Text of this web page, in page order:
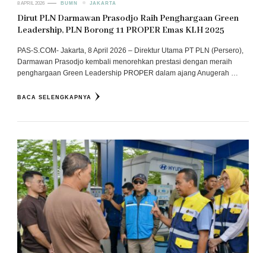
8 APRIL 2026 BUMN JAKARTA
Dirut PLN Darmawan Prasodjo Raih Penghargaan Green
Leadership, PLN Borong 11 PROPER Emas KLH 2025
PAS-S.COM- Jakarta, 8 April 2026 – Direktur Utama PT PLN (Persero),
Darmawan Prasodjo kembali menorehkan prestasi dengan meraih
penghargaan Green Leadership PROPER dalam ajang Anugerah …
BACA SELENGKAPNYA